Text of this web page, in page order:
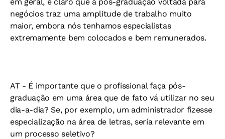
negócios traz uma amplitude de trabalho muito
maior, embora nós tenhamos especialistas
extremamente bem colocados e bem remunerados.
AT - É importante que o profissional faça pós-
graduação em uma área que de fato vá utilizar no seu
dia-a-dia? Se, por exemplo, um administrador fizesse
especialização na área de letras, seria relevante em
um processo seletivo?